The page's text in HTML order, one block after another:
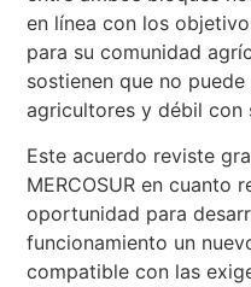
en línea con los
para su comunidad
sostienen que no
agricultores y débil con
Este acuerdo reviste
MERCOSUR en cuanto
oportunidad para
funcionamiento un
compatible con las